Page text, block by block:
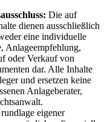
Die auf
dienen ausschließlich
eine individuelle
Anlageempfehlung,
oder Verkauf von
dar. Alle Inhalte
und ersetzen keine
Anlageberater,
eigener